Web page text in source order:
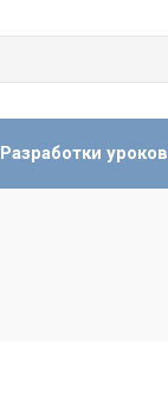
Разработки уроков